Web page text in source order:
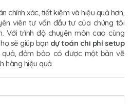
chính xác, tiết kiệm và hiệu quả hơn,
viên tư vấn đầu tư của chúng tôi
Với trình độ chuyên môn cao cùng
sẽ giúp bạn dự toán chi phí setup
quả, đảm bảo có được một bản vẽ
hàng hiệu quả.